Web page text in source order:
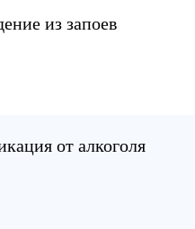
из запоев
от алкоголя